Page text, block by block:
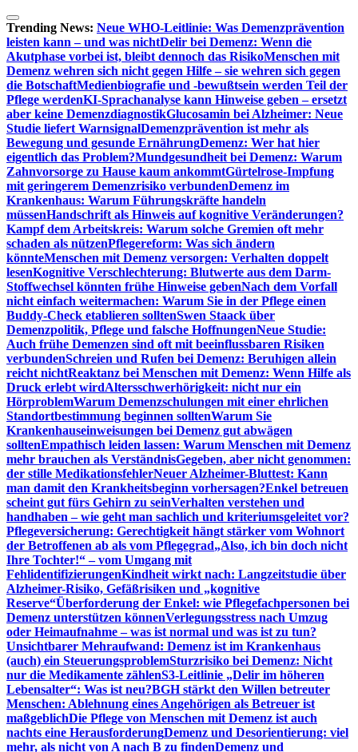
Zum
Inhalt
springen
Trending News: Neue WHO-Leitlinie: Was Demenzprävention
leisten kann – und was nichtDelir bei Demenz: Wenn die
Akutphase vorbei ist, bleibt dennoch das RisikoMenschen mit
Demenz wehren sich nicht gegen Hilfe – sie wehren sich gegen
die BotschaftMedienbiografie und -bewußtsein werden Teil der
Pflege werdenKI-Sprachanalyse kann Hinweise geben – ersetzt
aber keine DemenzdiagnostikGlucosamin bei Alzheimer: Neue
Studie liefert WarnsignalDemenzprävention ist mehr als
Bewegung und gesunde ErnährungDemenz: Wer hat hier
eigentlich das Problem?Mundgesundheit bei Demenz: Warum
Zahnvorsorge zu Hause kaum ankommtGürtelrose-Impfung
mit geringerem Demenzrisiko verbundenDemenz im
Krankenhaus: Warum Führungskräfte handeln
müssenHandschrift als Hinweis auf kognitive Veränderungen?
Kampf dem Arbeitskreis: Warum solche Gremien oft mehr
schaden als nützenPflegereform: Was sich ändern
könnteMenschen mit Demenz versorgen: Verhalten doppelt
lesenKognitive Verschlechterung: Blutwerte aus dem Darm-
Stoffwechsel könnten frühe Hinweise gebenNach dem Vorfall
nicht einfach weitermachen: Warum Sie in der Pflege einen
Buddy-Check etablieren solltenSwen Staack über
Demenzpolitik, Pflege und falsche HoffnungenNeue Studie:
Auch frühe Demenzen sind oft mit beeinflussbaren Risiken
verbundenSchreien und Rufen bei Demenz: Beruhigen allein
reicht nichtReaktanz bei Menschen mit Demenz: Wenn Hilfe als
Druck erlebt wirdAltersschwerhörigkeit: nicht nur ein
HörproblemWarum Demenzschulungen mit einer ehrlichen
Standortbestimmung beginnen solltenWarum Sie
Krankenhauseinweisungen bei Demenz gut abwägen
solltenEmpathisch leiden lassen: Warum Menschen mit Demenz
mehr brauchen als VerständnisGegeben, aber nicht genommen:
der stille MedikationsfehlerNeuer Alzheimer-Bluttest: Kann
man damit den Krankheitsbeginn vorhersagen?Enkel betreuen
scheint gut fürs Gehirn zu seinVerhalten verstehen und
handhaben – wie geht man sachlich und kriteriumsgeleitet vor?
Pflegeversicherung: Gerechtigkeit hängt stärker vom Wohnort
der Betroffenen ab als vom Pflegegrad„Also, ich bin doch nicht
Ihre Tochter!“ – vom Umgang mit
FehlidentifizierungenKindheit wirkt nach: Langzeitstudie über
Alzheimer-Risiko, Gefäßrisiken und „kognitive
Reserve“Überforderung der Enkel: wie Pflegefachpersonen bei
Demenz unterstützen könnenVerlegungsstress nach Umzug
oder Heimaufnahme – was ist normal und was ist zu tun?
Unsichtbarer Mehraufwand: Demenz ist im Krankenhaus
(auch) ein SteuerungsproblemSturzrisiko bei Demenz: Nicht
nur die Medikamente zählenS3-Leitlinie „Delir im höheren
Lebensalter“: Was ist neu?BGH stärkt den Willen betreuter
Menschen: Ablehnung eines Angehörigen als Betreuer ist
maßgeblichDie Pflege von Menschen mit Demenz ist auch
nachts eine HerausforderungDemenz und Desorientierung: viel
mehr, als nicht von A nach B zu findenDemenz und